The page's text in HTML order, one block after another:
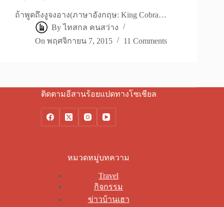
ถ้าพูดถึงงูจงอาง(ภาษาอังกฤษ: King Cobra…
By ไทสกล คนสว่าง
On พฤศจิกายน 7, 2015 11 Comments
ติดตามอีสานร้อยแปดทางโซเชียล
หมวดหมู่บทความ
Travel
กิจกรรม
ข่าวบ้านเฮา